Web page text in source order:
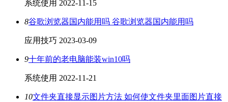
系统使用 2022-11-15
8谷歌浏览器国内能用吗 谷歌浏览器国内能用吗
应用技巧 2023-03-09
9十年前的老电脑能装win10吗
系统使用 2022-11-21
10文件夹直接显示图片方法 如何使文件夹里面图片直接